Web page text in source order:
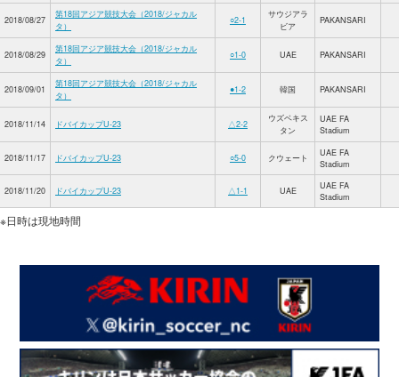
2018/08/27
第18回アジア競技大会（2018/ジャカル
タ）
○2-1
サウジアラ
ビア
PAKANSARI
2018/08/29
第18回アジア競技大会（2018/ジャカル
タ）
○1-0 UAE PAKANSARI
2018/09/01
第18回アジア競技大会（2018/ジャカル
タ）
●1-2 韓国 PAKANSARI
2018/11/14 ドバイカップU-23 △2-2
ウズベキス
タン
UAE FA
Stadium
2018/11/17 ドバイカップU-23 ○5-0 クウェート
UAE FA
Stadium
2018/11/20 ドバイカップU-23 △1-1 UAE
UAE FA
Stadium
※日時は現地時間